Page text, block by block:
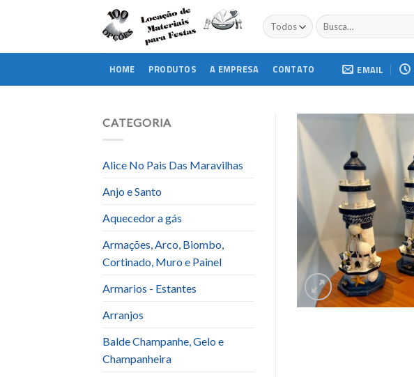
Buscar
por:
HOME PRODUTOS A EMPRESA CONTATO EMAIL
CATEGORIA
Alice No Pais Das Maravilhas
Anjo e Santo
Aquecedor a gás
Armações, Arco, Biombo,
Cortinado, Muro e Painel
Armarios - Estantes
Arranjos
Balde Champanhe, Gelo e
Champanheira